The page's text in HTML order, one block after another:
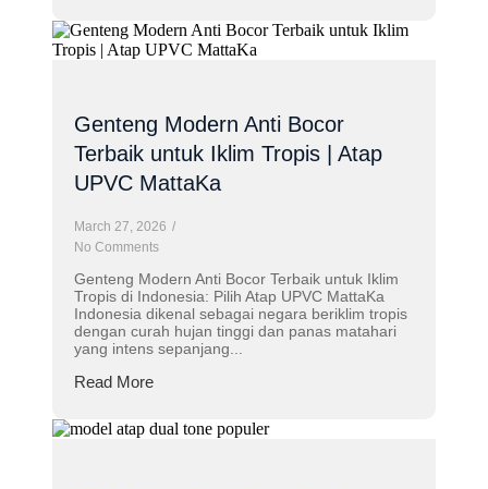
Genteng Modern Anti Bocor
Terbaik untuk Iklim Tropis | Atap
UPVC MattaKa
March 27, 2026 /
No Comments
Genteng Modern Anti Bocor Terbaik untuk Iklim
Tropis di Indonesia: Pilih Atap UPVC MattaKa
Indonesia dikenal sebagai negara beriklim tropis
dengan curah hujan tinggi dan panas matahari
yang intens sepanjang...
Read More